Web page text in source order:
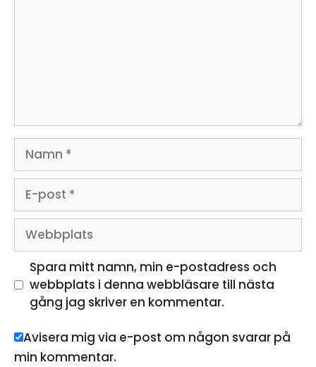
Namn
post
Webbplats
Spara mitt namn, min e-postadress och
webbplats i denna webbläsare till nästa
gång jag skriver en kommentar.
Avisera mig via e-post om någon svarar på
min kommentar.